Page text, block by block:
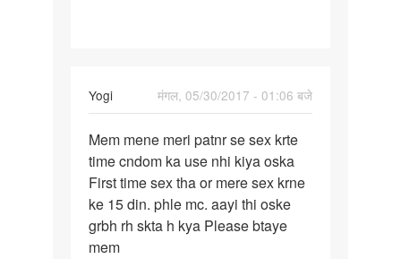
Yogi
मंगल, 05/30/2017 - 01:06 बजे
Mem
mene
meri
patnr
se
sex
Mem mene meri patnr se sex krte
time cndom ka use nhi kiya oska
First time sex tha or mere sex krne
ke 15 din. phle mc. aayi thi oske
grbh rh skta h kya Please btaye
mem